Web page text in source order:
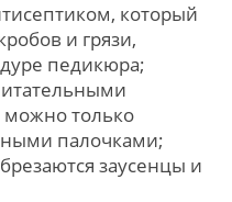
который
и грязи,
педикюра;
можно только
палочками;
заусенцы и